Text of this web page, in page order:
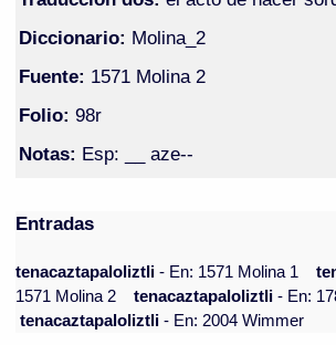
Diccionario: Molina_2
Fuente: 1571 Molina 2
Folio: 98r
Notas: Esp: __ aze--
Entradas
tenacaztapaloliztli- En: 1571 Molina 1
1571 Molina 2
tenacaztapaloliztli- En:
tenacaztapaloliztli- En: 2004 Wimmer